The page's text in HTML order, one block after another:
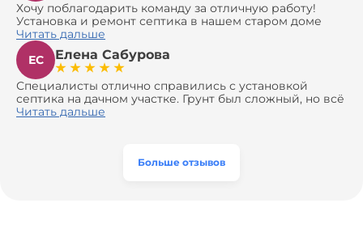
Хочу поблагодарить команду за отличную работу!
Установка и ремонт септика в нашем старом доме
оказались сложной задачей, но ребята справились на
все 100%. Всё сделали аккуратно и профессионально.
Давали полезные рекомендации, не пытались
навязать ничего лишнего, помогли с выбором и
доставкой материалов, что позволило нам
сэкономить. Выполнили монтаж и демонтаж
оборудования, заменили трубы, обновили
эту компанию всем, кто ищет надёжных
Читать дальше
ЕС
Елена Сабурова
Специалисты отлично справились с установкой
септика на дачном участке. Грунт был сложный, но всё
сделали быстро и аккуратно. Помогли выбрать
Читать дальше
Больше отзывов